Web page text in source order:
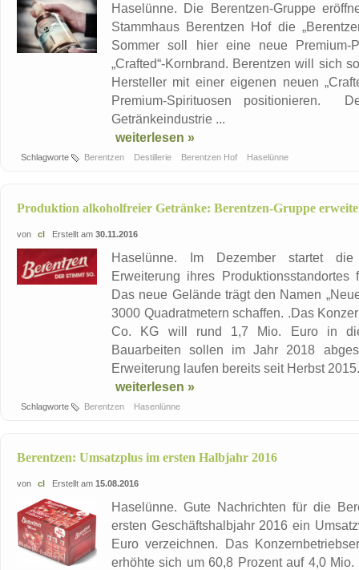
Haselünne. Die Berentzen-Gruppe
Stammhaus Berentzen Hof die
Sommer soll hier eine neue Premium-
„Crafted“-Kornbrand. Berentzen will sich
Hersteller mit einer eigenen neuen
Premium-Spirituosen positionieren.
Getränkeindustrie ...
weiterlesen »
Schlagworte Berentzen Destillerie Berentzen Hof Haselünne
Produktion alkoholfreier Getränke: Berentzen-Gruppe
von cl Erstellt am 30.11.2016
Haselünne. Im Dezember startet die
Erweiterung ihres
Das neue Gelände trägt den Namen
3000 Quadratmetern schaffen. .Das
Co. KG will rund 1,7 Mio. Euro in die
Bauarbeiten sollen im Jahr 2018
Erweiterung laufen bereits seit Herbst
weiterlesen »
Schlagworte Berentzen Hasenlünne
Berentzen: Umsatzplus im ersten Halbjahr 2016
von cl Erstellt am 15.08.2016
Haselünne. Gute Nachrichten für die
ersten Geschäftshalbjahr 2016 ein
Euro verzeichnen. Das
erhöhte sich um 60,8 Prozent auf 4,0